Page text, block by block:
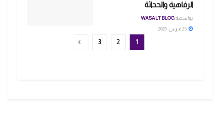
الرفاهية والحداثة
بواسطةWASALT BLOG
1
2
3